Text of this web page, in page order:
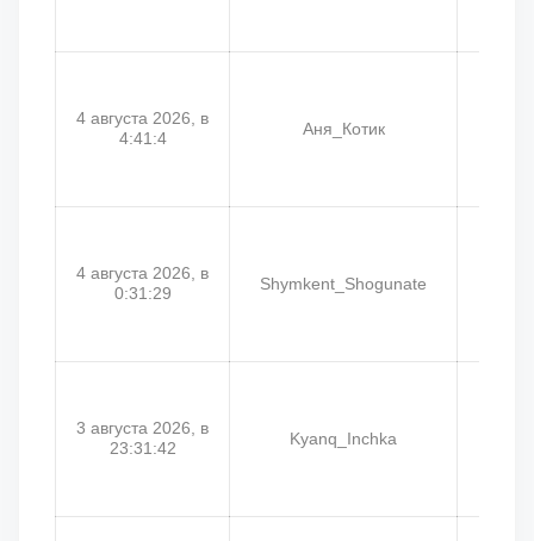
4 августа 2026, в
4:41:4
Аня_Котик
4 августа 2026, в
0:31:29
Shymkent_Shogunate
3 августа 2026, в
23:31:42
Kyanq_Inchka